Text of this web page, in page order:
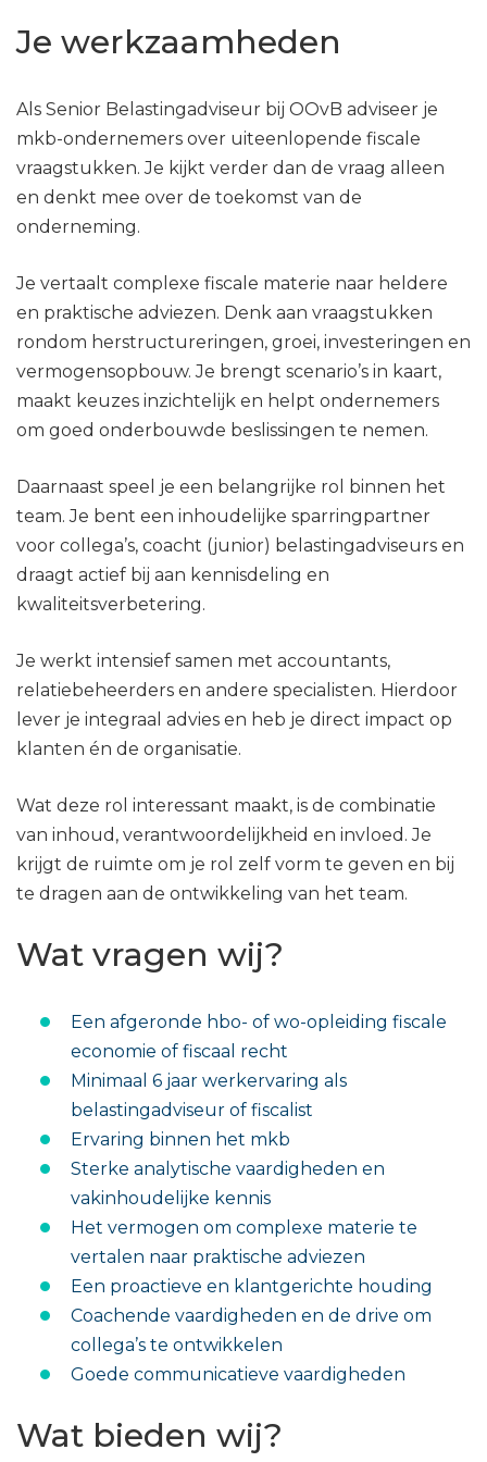
Je werkzaamheden
Als Senior Belastingadviseur bij OOvB adviseer je
mkb-ondernemers over uiteenlopende fiscale
vraagstukken. Je kijkt verder dan de vraag alleen
en denkt mee over de toekomst van de
onderneming.
Je vertaalt complexe fiscale materie naar heldere
en praktische adviezen. Denk aan vraagstukken
rondom herstructureringen, groei, investeringen en
vermogensopbouw. Je brengt scenario’s in kaart,
maakt keuzes inzichtelijk en helpt ondernemers
om goed onderbouwde beslissingen te nemen.
Daarnaast speel je een belangrijke rol binnen het
team. Je bent een inhoudelijke sparringpartner
voor collega’s, coacht (junior) belastingadviseurs en
draagt actief bij aan kennisdeling en
kwaliteitsverbetering.
Je werkt intensief samen met accountants,
relatiebeheerders en andere specialisten. Hierdoor
lever je integraal advies en heb je direct impact op
klanten én de organisatie.
Wat deze rol interessant maakt, is de combinatie
van inhoud, verantwoordelijkheid en invloed. Je
krijgt de ruimte om je rol zelf vorm te geven en bij
te dragen aan de ontwikkeling van het team.
Wat vragen wij?
Een afgeronde hbo- of wo-opleiding fiscale
economie of fiscaal recht
Minimaal 6 jaar werkervaring als
belastingadviseur of fiscalist
Ervaring binnen het mkb
Sterke analytische vaardigheden en
vakinhoudelijke kennis
Het vermogen om complexe materie te
vertalen naar praktische adviezen
Een proactieve en klantgerichte houding
Coachende vaardigheden en de drive om
collega’s te ontwikkelen
Goede communicatieve vaardigheden
Wat bieden wij?